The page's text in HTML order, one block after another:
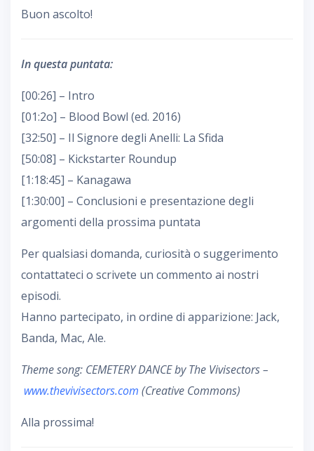
Buon ascolto!
In questa puntata:
[00:26] – Intro
[01:2o] – Blood Bowl (ed. 2016)
[32:50] – Il Signore degli Anelli: La Sfida
[50:08] – Kickstarter Roundup
[1:18:45] – Kanagawa
[1:30:00] – Conclusioni e presentazione degli
argomenti della prossima puntata
Per qualsiasi domanda, curiosità o suggerimento
contattateci o scrivete un commento ai nostri
episodi.
Hanno partecipato, in ordine di apparizione: Jack,
Banda, Mac, Ale.
Theme song: CEMETERY DANCE by The Vivisectors –
www.thevivisectors.com (Creative Commons)
Alla prossima!